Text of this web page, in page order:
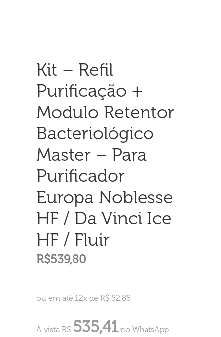
Kit – Refil
Purificação +
Modulo Retentor
Bacteriológico
Master – Para
Purificador
Europa Noblesse
HF / Da Vinci Ice
HF / Fluir
R$539,80
ou em até 12x de R$ 52,88
À vista R$ 535,41no WhatsApp